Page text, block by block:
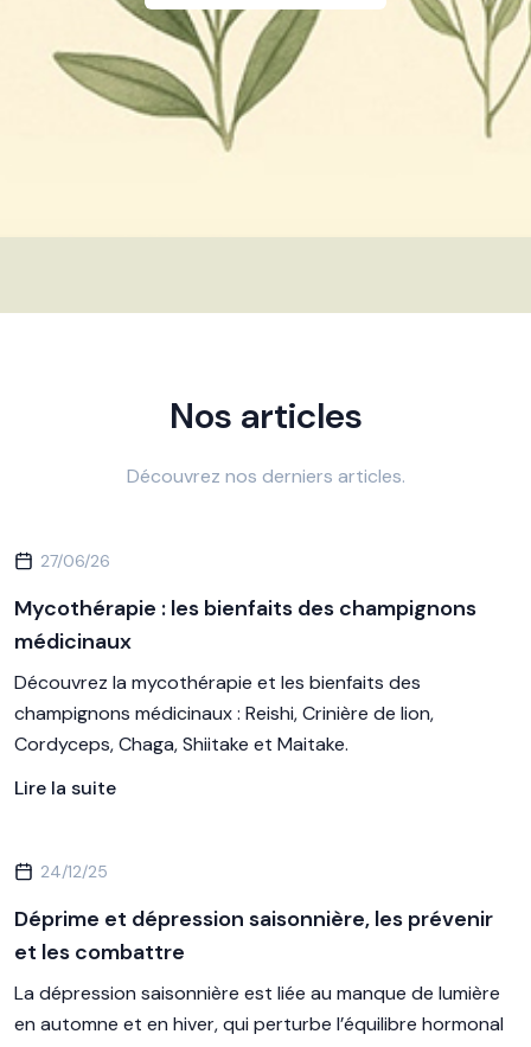
Nos articles
Découvrez nos derniers articles.
27/06/26
Mycothérapie : les bienfaits des champignons
médicinaux
Découvrez la mycothérapie et les bienfaits des
champignons médicinaux : Reishi, Crinière de lion,
Cordyceps, Chaga, Shiitake et Maitake.
Lire la suite
24/12/25
Déprime et dépression saisonnière, les prévenir
et les combattre
La dépression saisonnière est liée au manque de lumière
en automne et en hiver, qui perturbe l’équilibre hormonal